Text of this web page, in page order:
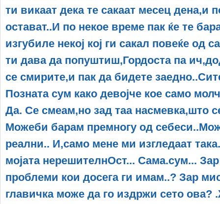
ти викаат дека те сакаат месец дена,и
остават..И по некое време пак ќе те
изгубиле некој кој ги сакал повеќе од
ти дава да попуштиш,Гордоста па
се смирите,и пак да бидете
Позната сум како девојче кое само
Да. Се смеам,но зад таа насмевка,што
Можеби барам премногу од
реални.. И,само мене ми изгледаат
мојата нерешителнОст... Сама.сум...
проблеми кои досега ги имам..? Зар
главичка може да го издржи сето